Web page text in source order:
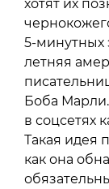
хотят их
5-минутных
летняя
Боба Марли.
в соцсетях
Такая идея
как она